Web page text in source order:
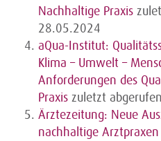
Nachhaltige Praxis
28.05.2024
aQua-Institut:
Klima – Umwelt –
Anforderungen des
Praxis zuletzt
Ärztezeitung: Neue
nachhaltige Arztpraxen